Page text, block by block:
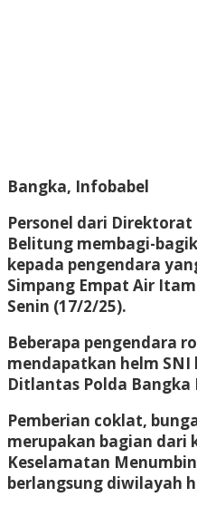
Bangka, Infobabel
Personel dari
Belitung membagi-
kepada pengendara
Simpang Empat Air
Senin (17/2/25).
Beberapa pengendara
mendapatkan helm SNI
Ditlantas Polda Bangka
Pemberian coklat,
merupakan bagian dari
Keselamatan
berlangsung diwilayah